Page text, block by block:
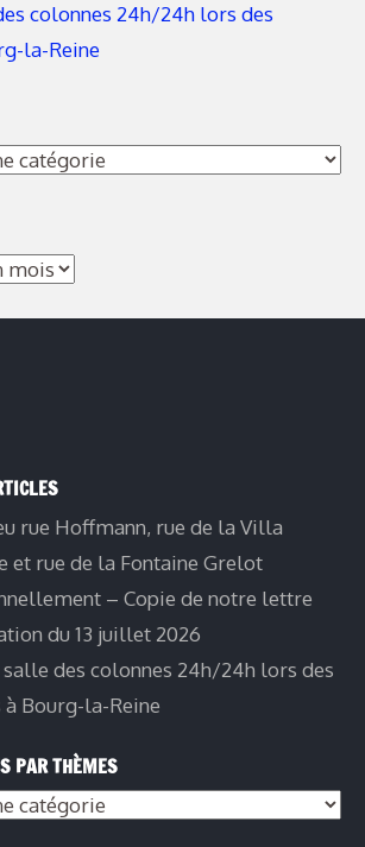
colonnes 24h/24h lors des
la-Reine
rue Hoffmann, rue de la Villa
et rue de la Fontaine Grelot
– Copie de notre lettre
du 13 juillet 2026
des colonnes 24h/24h lors des
à Bourg-la-Reine
PAR THÈMES